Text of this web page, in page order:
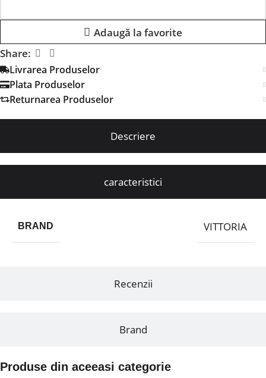
Adaugă la favorite
Share:
Livrarea Produselor
Plata Produselor
Returnarea Produselor
Descriere
caracteristici
Recenzii
Brand
BRAND VITTORIA
Produse din aceeasi categorie